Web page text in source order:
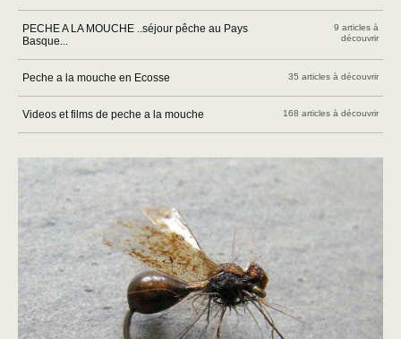
PECHE A LA MOUCHE ..séjour pêche au Pays
Basque...
9 articles à
découvrir
Peche a la mouche en Ecosse 35 articles à découvrir
Videos et films de peche a la mouche 168 articles à découvrir